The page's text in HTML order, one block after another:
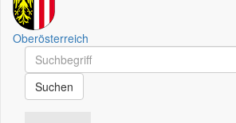
Oberösterreich
Schnellsuche
Schnellsuche
Suchen